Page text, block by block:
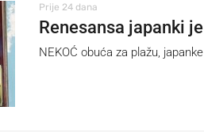
Prije 24 dana
Renesansa japanki
NEKOĆ obuća za plažu,